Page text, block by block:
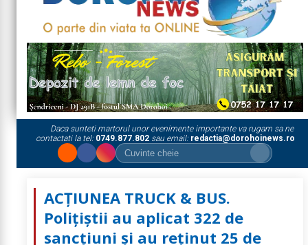
Daca sunteti martorul unor evenimente importante va rugam sa ne
contactati la tel: 0749.877.802sau email: redactia@dorohoinews.ro
ACȚIUNEA TRUCK & BUS.
Polițiștii au aplicat 322 de
sancţiuni și au reținut 25 de